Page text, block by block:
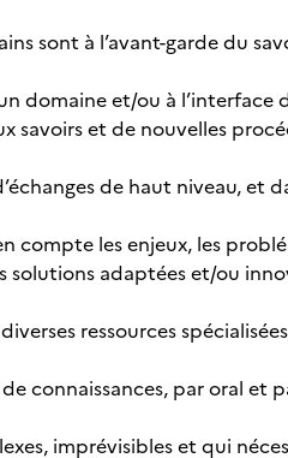
sont à l’avant-garde du
domaine et/ou à l’interface
et de nouvelles
de haut niveau, et
compte les enjeux, les
adaptées et/ou
ressources
connaissances, par oral et
imprévisibles et qui